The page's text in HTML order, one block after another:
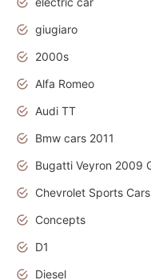
giugiaro
2000s
Alfa Romeo
Audi TT
Bmw cars 2011
Chevrolet Sports Cars
Concepts
D1
Diesel